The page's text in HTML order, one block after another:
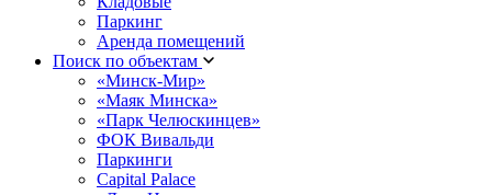
Паркинг
Аренда помещений
Поиск по объектам
«Минск-Мир»
«Маяк Минска»
«Парк Челюскинцев»
ФОК Вивальди
Паркинги
Capital Palace